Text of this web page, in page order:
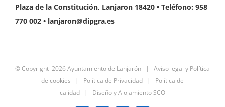
Plaza de la Constitución, Lanjaron 18420 • Teléfono: 958
770 002 • lanjaron@dipgra.es
© Copyright 2026 Ayuntamiento de Lanjarón | Aviso legal y Política
de cookies | Política de Privacidad | Política de
calidad | Diseño y Alojamiento SCO